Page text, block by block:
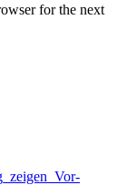
for the next